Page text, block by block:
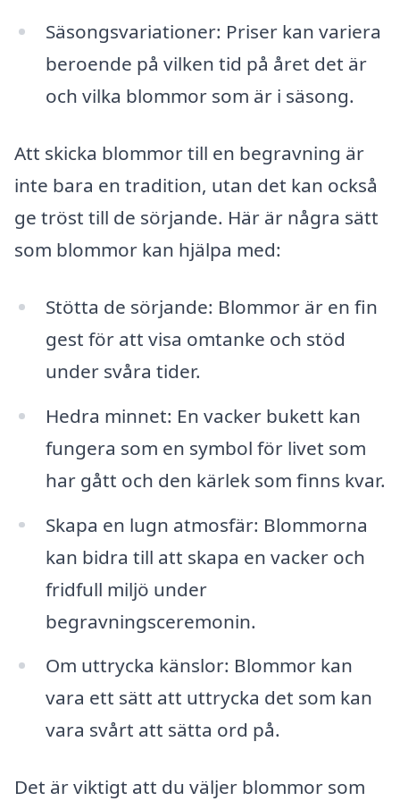
Säsongsvariationer: Priser kan variera
beroende på vilken tid på året det är
och vilka blommor som är i säsong.
Att skicka blommor till en begravning är
inte bara en tradition, utan det kan också
ge tröst till de sörjande. Här är några sätt
som blommor kan hjälpa med:
Stötta de sörjande: Blommor är en fin
gest för att visa omtanke och stöd
under svåra tider.
Hedra minnet: En vacker bukett kan
fungera som en symbol för livet som
har gått och den kärlek som finns kvar.
Skapa en lugn atmosfär: Blommorna
kan bidra till att skapa en vacker och
fridfull miljö under
begravningsceremonin.
Om uttrycka känslor: Blommor kan
vara ett sätt att uttrycka det som kan
vara svårt att sätta ord på.
Det är viktigt att du väljer blommor som